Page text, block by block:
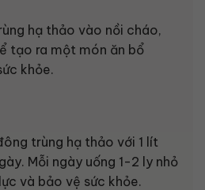
hạ thảo vào nồi cháo,
tạo ra một món ăn bổ
khỏe.
trùng hạ thảo với 1 lít
Mỗi ngày uống 1-2 ly nhỏ
và bảo vệ sức khỏe.